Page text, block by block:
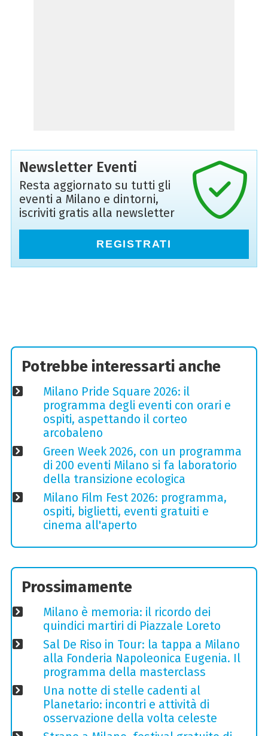
Newsletter Eventi
Resta aggiornato su tutti gli
eventi a Milano e dintorni,
iscriviti gratis alla newsletter
REGISTRATI
Potrebbe interessarti anche
Milano Pride Square 2026: il
programma degli eventi con orari e
ospiti, aspettando il corteo
arcobaleno
Green Week 2026, con un programma
di 200 eventi Milano si fa laboratorio
della transizione ecologica
Milano Film Fest 2026: programma,
ospiti, biglietti, eventi gratuiti e
cinema all'aperto
Prossimamente
Milano è memoria: il ricordo dei
quindici martiri di Piazzale Loreto
Sal De Riso in Tour: la tappa a Milano
alla Fonderia Napoleonica Eugenia. Il
programma della masterclass
Una notte di stelle cadenti al
Planetario: incontri e attività di
osservazione della volta celeste